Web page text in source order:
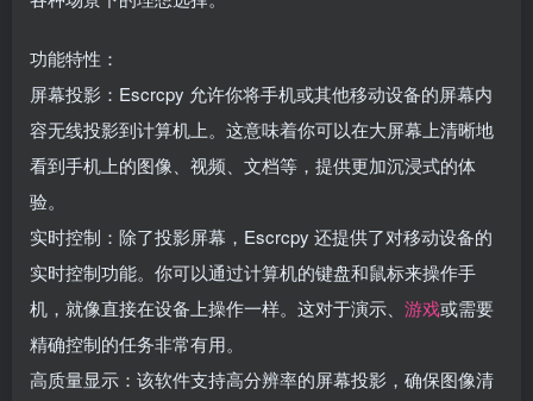
功能特性：
屏幕投影：Escrcpy 允许你将手机或其他移动设备的屏幕内
容无线投影到计算机上。这意味着你可以在大屏幕上清晰地
看到手机上的图像、视频、文档等，提供更加沉浸式的体
验。
实时控制：除了投影屏幕，Escrcpy 还提供了对移动设备的
实时控制功能。你可以通过计算机的键盘和鼠标来操作手
机，就像直接在设备上操作一样。这对于演示、 游戏或需要
精确控制的任务非常有用。
高质量显示：该软件支持高分辨率的屏幕投影，确保图像清